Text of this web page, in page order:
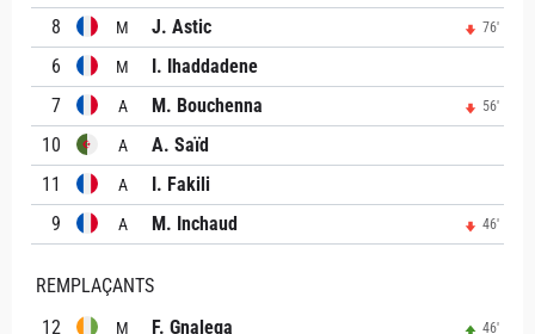
8
M J. Astic 76'
6 M
I. Ihaddadene
7
A M. Bouchenna 56'
10 A
A. Saïd
11
A
I. Fakili
9
A M. Inchaud 46'
REMPLAÇANTS
12
M F. Gnalega 46'